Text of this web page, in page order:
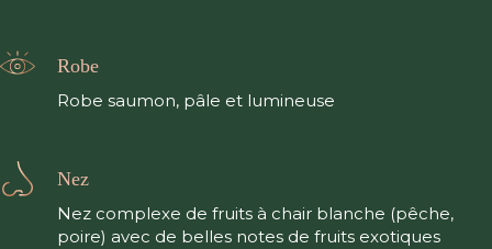
Robe
Robe saumon, pâle et lumineuse
Nez
Nez complexe de fruits à chair blanche (pêche,
poire) avec de belles notes de fruits exotiques